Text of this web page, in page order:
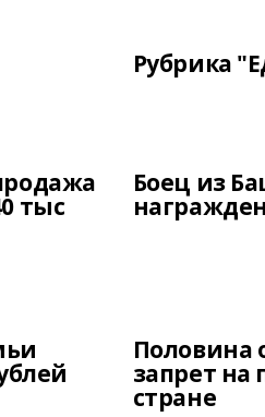
Рубрика
тыс
Боец из
Половина
запрет на
стране